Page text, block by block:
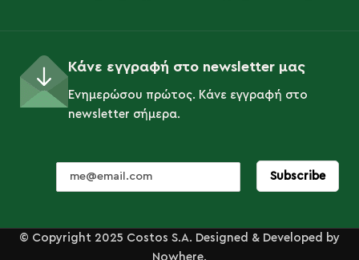
Κάνε εγγραφή στο newsletter μας
Ενημερώσου πρώτος. Κάνε εγγραφή στο
newsletter σήμερα.
© Copyright 2025 Costos S.A. Designed & Developed by
Nowhere.